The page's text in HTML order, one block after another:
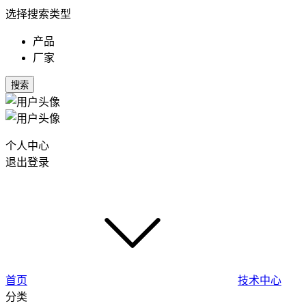
选择搜索类型
产品
厂家
搜索
个人中心
退出登录
首页
技术中心
分类